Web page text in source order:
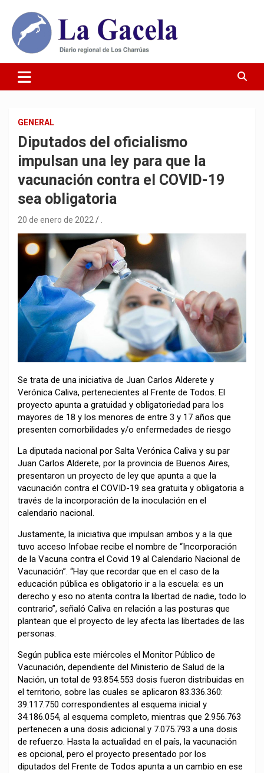
contenido
Diario La Gacela
GENERAL
Diputados del oficialismo
impulsan una ley para que la
vacunación contra el COVID-19
sea obligatoria
20 de enero de 2022
Se trata de una iniciativa de Juan Carlos Alderete y
Verónica Caliva, pertenecientes al Frente de Todos. El
proyecto apunta a gratuidad y obligatoriedad para los
mayores de 18 y los menores de entre 3 y 17 años que
presenten comorbilidades y/o enfermedades de riesgo
La diputada nacional por Salta Verónica Caliva y su par
Juan Carlos Alderete, por la provincia de Buenos Aires,
presentaron un proyecto de ley que apunta a que la
vacunación contra el COVID-19 sea gratuita y obligatoria a
través de la incorporación de la inoculación en el
calendario nacional.
Justamente, la iniciativa que impulsan ambos y a la que
tuvo acceso Infobae recibe el nombre de “Incorporación
de la Vacuna contra el Covid 19 al Calendario Nacional de
Vacunación”. “Hay que recordar que en el caso de la
educación pública es obligatorio ir a la escuela: es un
derecho y eso no atenta contra la libertad de nadie, todo lo
contrario”, señaló Caliva en relación a las posturas que
plantean que el proyecto de ley afecta las libertades de las
personas.
Según publica este miércoles el Monitor Público de
Vacunación, dependiente del Ministerio de Salud de la
Nación, un total de 93.854.553 dosis fueron distribuidas en
el territorio, sobre las cuales se aplicaron 83.336.360:
39.117.750 correspondientes al esquema inicial y
34.186.054, al esquema completo, mientras que 2.956.763
pertenecen a una dosis adicional y 7.075.793 a una dosis
de refuerzo. Hasta la actualidad en el país, la vacunación
es opcional, pero el proyecto presentado por los
diputados del Frente de Todos apunta a un cambio en ese